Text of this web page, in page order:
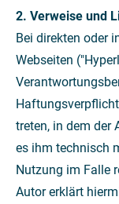
2. Verweise und
Bei direkten oder
Webseiten
treten, in dem der
es ihm technisch
Nutzung im Falle
Autor erklärt